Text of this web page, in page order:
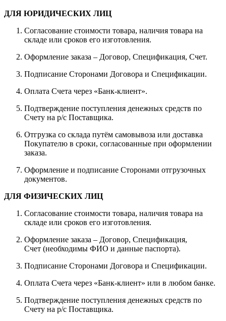
ДЛЯ ЮРИДИЧЕСКИХ ЛИЦ
Согласование стоимости товара, наличия товара на
складе или сроков его изготовления.
Оформление заказа – Договор, Спецификация, Счет.
Подписание Сторонами Договора и Спецификации.
Оплата Счета через «Банк-клиент».
Подтверждение поступления денежных средств по
Счету на р/с Поставщика.
Отгрузка со склада путём самовывоза или доставка
Покупателю в сроки, согласованные при оформлении
заказа.
Оформление и подписание Сторонами отгрузочных
документов.
ДЛЯ ФИЗИЧЕСКИХ ЛИЦ
Согласование стоимости товара, наличия товара на
складе или сроков его изготовления.
Оформление заказа – Договор, Спецификация,
Счет (необходимы ФИО и данные паспорта).
Подписание Сторонами Договора и Спецификации.
Оплата Счета через «Банк-клиент» или в любом банке.
Подтверждение поступления денежных средств по
Счету на р/с Поставщика.